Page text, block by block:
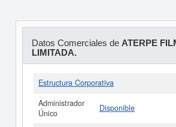
Datos Comerciales de ATERPE
LIMITADA.
Estructura Corporativa
Administrador
Único
Disponible